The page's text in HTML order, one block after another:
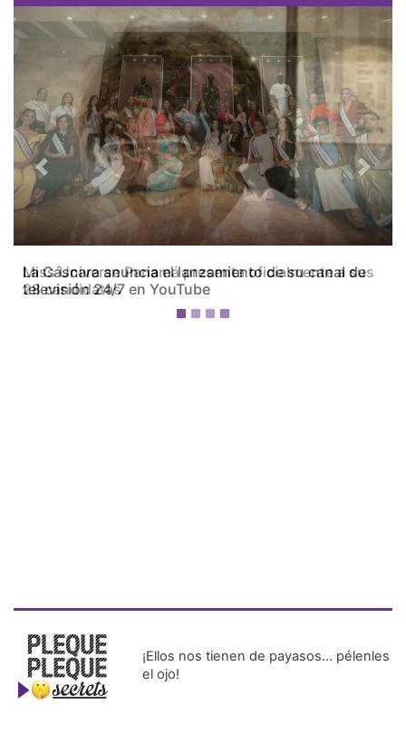
Miss Universe Panamá presenta oficialmente a sus
28 candidatas
Previous Next
¡Ellos nos tienen de payasos… pélenles
el ojo!